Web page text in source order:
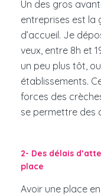
Un des gros
entreprises est la
d’accueil. Je
veux, entre 8h et
un peu plus tôt,
établissements.
forces des
se permettre des
2- Des délais
place
Avoir une place